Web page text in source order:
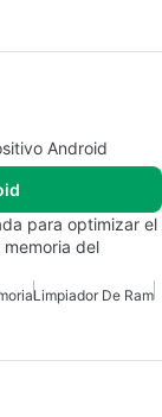
Android
para optimizar el
del
Limpiador De Ram